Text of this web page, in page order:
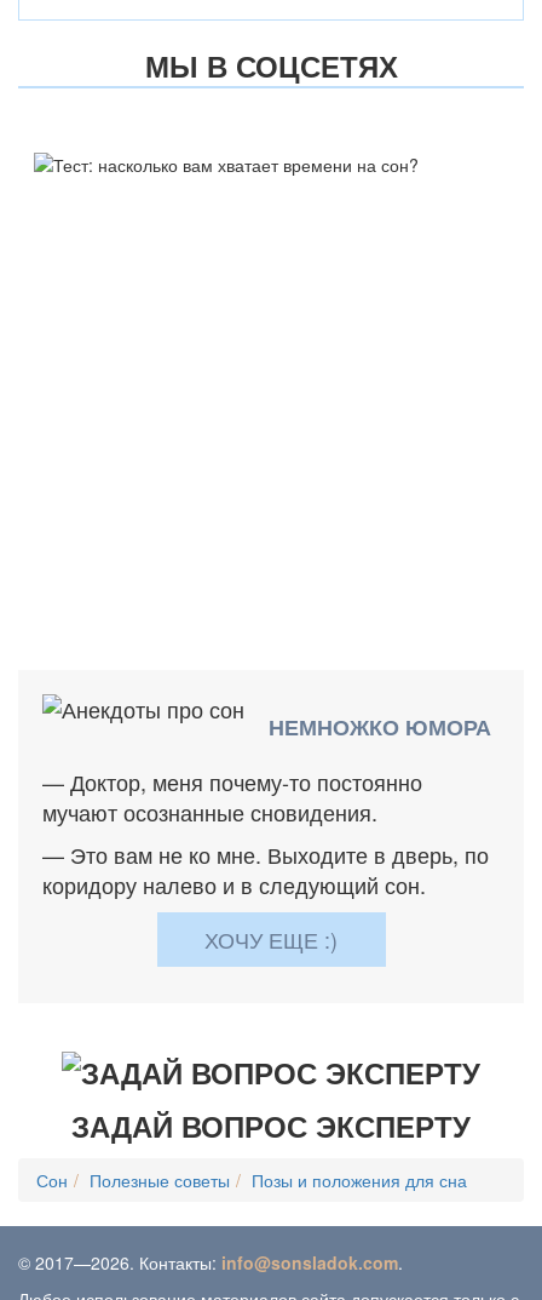
МЫ В СОЦСЕТЯХ
НЕМНОЖКО ЮМОРА
— Доктор, меня почему-то постоянно
мучают осознанные сновидения.
— Это вам не ко мне. Выходите в дверь, по
коридору налево и в следующий сон.
ХОЧУ ЕЩЕ :)
ЗАДАЙ ВОПРОС ЭКСПЕРТУ
Сон Полезные советы Позы и положения для сна
© 2017—2026. Контакты: info@sonsladok.com.